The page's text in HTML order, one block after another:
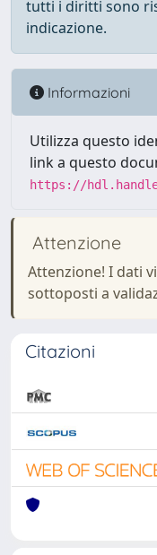
tutti i diritti sono
indicazione.
Informazioni
Utilizza questo
link a questo
https://
Attenzione
Attenzione! I dati
sottoposti a
Citazioni